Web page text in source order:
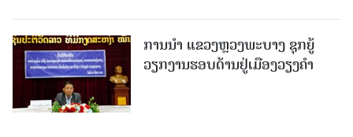
ການນຳ ແຂວງຫຼວງພະບາງ ຊຸກຍູ້
ວຽກງານຮອບດ້ານຢູ່ເມືອງວຽງຄໍາ